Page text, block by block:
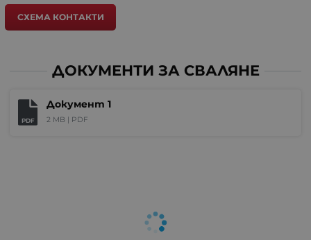
СХЕМА КОНТАКТИ
ДОКУМЕНТИ ЗА СВАЛЯНЕ
PDF
Документ 1
2 MB | PDF